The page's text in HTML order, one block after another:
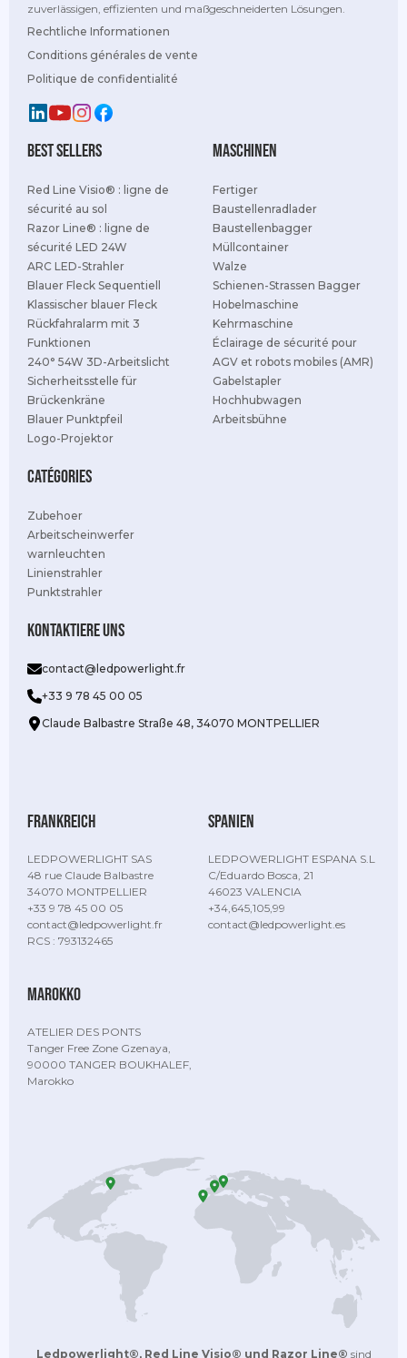
zuverlässigen, effizienten und maßgeschneiderten Lösungen.
Rechtliche Informationen
Conditions générales de vente
Politique de confidentialité
best sellers
Red Line Visio® : ligne de
sécurité au sol
Razor Line® : ligne de
sécurité LED 24W
ARC LED-Strahler
Blauer Fleck Sequentiell
Klassischer blauer Fleck
Rückfahralarm mit 3
Funktionen
240° 54W 3D-Arbeitslicht
Sicherheitsstelle für
Brückenkräne
Blauer Punktpfeil
Logo-Projektor
Catégories
Zubehoer
Arbeitscheinwerfer
warnleuchten
Linienstrahler
Punktstrahler
Maschinen
Fertiger
Baustellenradlader
Baustellenbagger
Müllcontainer
Walze
Schienen-Strassen Bagger
Hobelmaschine
Kehrmaschine
Éclairage de sécurité pour
AGV et robots mobiles (AMR)
Gabelstapler
Hochhubwagen
Arbeitsbühne
Kontaktiere uns
contact@ledpowerlight.fr
+33 9 78 45 00 05
Claude Balbastre Straße 48, 34070 MONTPELLIER
Frankreich
LEDPOWERLIGHT SAS
48 rue Claude Balbastre
34070 MONTPELLIER
+33 9 78 45 00 05
contact@ledpowerlight.fr
RCS : 793132465
Spanien
LEDPOWERLIGHT ESPANA S.L
C/Eduardo Bosca, 21
46023 VALENCIA
+34,645,105,99
contact@ledpowerlight.es
Marokko
ATELIER DES PONTS
Tanger Free Zone Gzenaya,
90000 TANGER BOUKHALEF,
Marokko
Ledpowerlight®, Red Line Visio® und Razor Line® sind